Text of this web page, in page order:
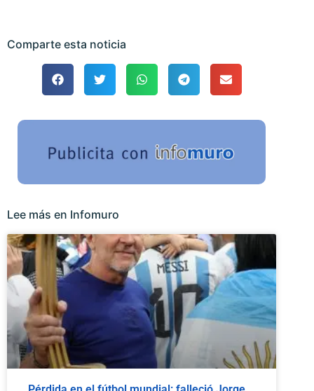
Comparte esta noticia
Lee más en Infomuro